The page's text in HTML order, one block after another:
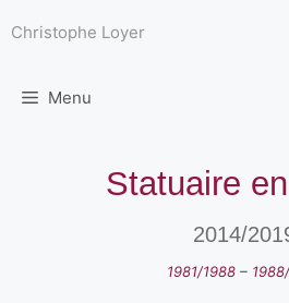
contenu
Christophe Loyer
Menu
Statuaire
2014/
1981/1988–